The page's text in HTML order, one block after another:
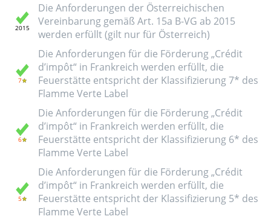
Die Anforderungen der Österreichischen
Vereinbarung gemäß Art. 15a B-VG ab 2015
werden erfüllt (gilt nur für Österreich)
Die Anforderungen für die Förderung „Crédit
d’impôt“ in Frankreich werden erfüllt, die
Feuerstätte entspricht der Klassifizierung 7* des
Flamme Verte Label
Die Anforderungen für die Förderung „Crédit
d’impôt“ in Frankreich werden erfüllt, die
Feuerstätte entspricht der Klassifizierung 6* des
Flamme Verte Label
Die Anforderungen für die Förderung „Crédit
d’impôt“ in Frankreich werden erfüllt, die
Feuerstätte entspricht der Klassifizierung 5* des
Flamme Verte Label